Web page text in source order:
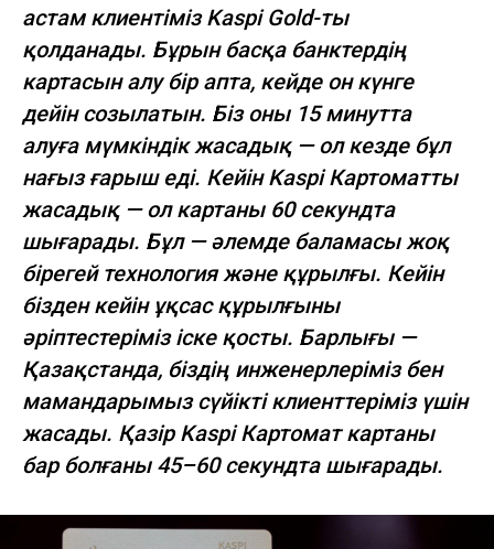
астам клиентіміз Kaspi Gold-ты
қолданады. Бұрын басқа банктердің
картасын алу бір апта, кейде он күнге
дейін созылатын. Біз оны 15 минутта
алуға мүмкіндік жасадық — ол кезде бұл
нағыз ғарыш еді. Кейін Kaspi Картоматты
жасадық — ол картаны 60 секундта
шығарады. Бұл — әлемде баламасы жоқ
бірегей технология және құрылғы. Кейін
бізден кейін ұқсас құрылғыны
әріптестеріміз іске қосты. Барлығы —
Қазақстанда, біздің инженерлеріміз бен
мамандарымыз сүйікті клиенттеріміз үшін
жасады. Қазір Kaspi Картомат картаны
бар болғаны 45–60 секундта шығарады.